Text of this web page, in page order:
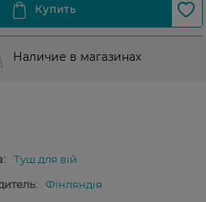
Наличие в магазинах
Туш для вій
Фінляндія